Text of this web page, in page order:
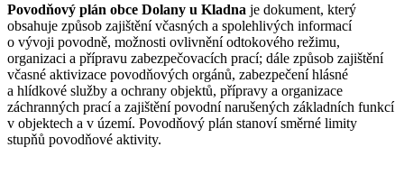
Povodňový plán obce Dolany u Kladna je dokument, který
obsahuje způsob zajištění včasných a spolehlivých informací
o vývoji povodně, možnosti ovlivnění odtokového režimu,
organizaci a přípravu zabezpečovacích prací; dále způsob zajištění
včasné aktivizace povodňových orgánů, zabezpečení hlásné
a hlídkové služby a ochrany objektů, přípravy a organizace
záchranných prací a zajištění povodní narušených základních funkcí
v objektech a v území. Povodňový plán stanoví směrné limity
stupňů povodňové aktivity.